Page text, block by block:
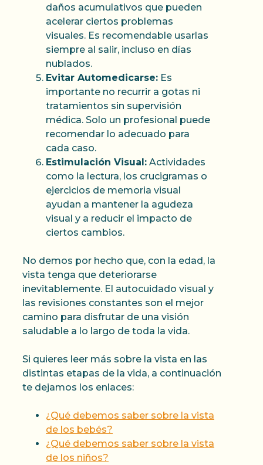
daños acumulativos que pueden
acelerar ciertos problemas
visuales. Es recomendable usarlas
siempre al salir, incluso en días
nublados.
Evitar Automedicarse: Es
importante no recurrir a gotas ni
tratamientos sin supervisión
médica. Solo un profesional puede
recomendar lo adecuado para
cada caso.
Estimulación Visual: Actividades
como la lectura, los crucigramas o
ejercicios de memoria visual
ayudan a mantener la agudeza
visual y a reducir el impacto de
ciertos cambios.
No demos por hecho que, con la edad, la
vista tenga que deteriorarse
inevitablemente. El autocuidado visual y
las revisiones constantes son el mejor
camino para disfrutar de una visión
saludable a lo largo de toda la vida.
Si quieres leer más sobre la vista en las
distintas etapas de la vida, a continuación
te dejamos los enlaces:
¿Qué debemos saber sobre la vista
de los bebés?
¿Qué debemos saber sobre la vista
de los niños?